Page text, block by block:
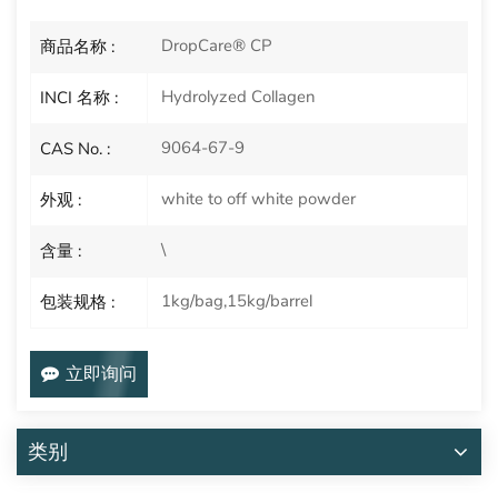
商品名称 : DropCare® CP
INCI 名称 : Hydrolyzed Collagen
CAS No. : 9064-67-9
外观 : white to off white powder
含量 : \
包装规格 : 1kg/bag,15kg/barrel
立即询问
类别